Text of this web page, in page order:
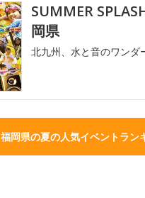
SUMMER
岡県
北九州、水と音のワンダ
福岡県の夏の人気イベントラン